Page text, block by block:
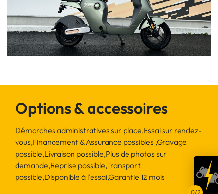
Options & accessoires
Démarches administratives sur place,Essai sur rendez-
vous,Financement & Assurance possibles ,Gravage
possible,Livraison possible,Plus de photos sur
demande,Reprise possible,Transport
possible,Disponible à l'essai,Garantie 12 mois